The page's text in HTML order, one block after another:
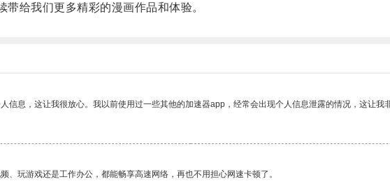
给我们更多精彩的漫画作品和体验。
信息，这让我很放心。我以前使用过一些其他的加速器app，经常会出现个人信息泄露的情况，这让我
、玩游戏还是工作办公，都能畅享高速网络，再也不用担心网速卡顿了。